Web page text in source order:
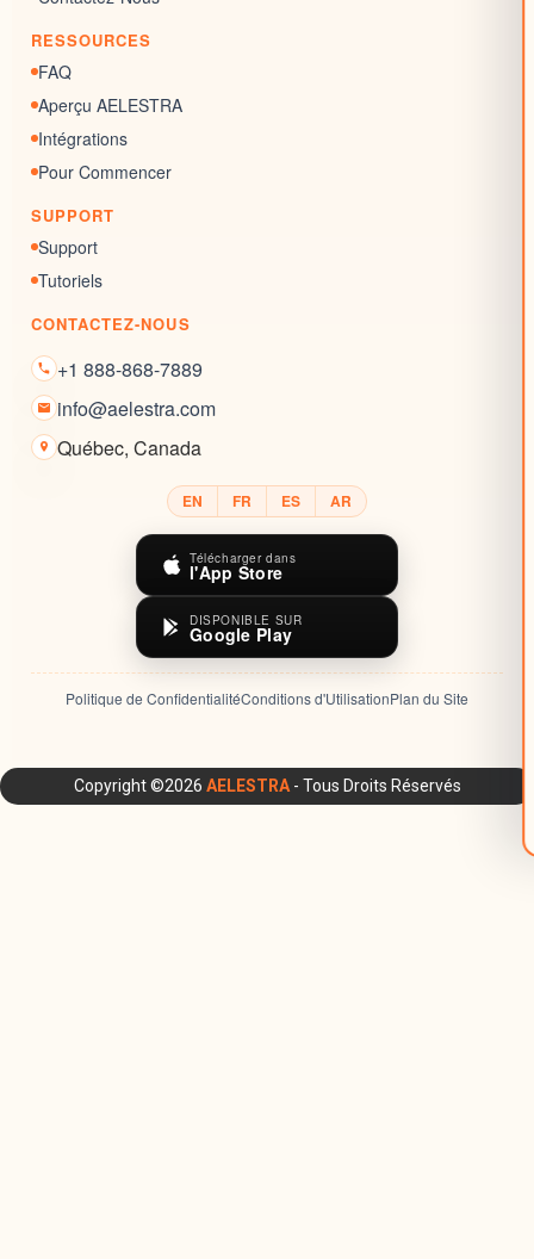
Blogs
RESSOURCES
FAQ
Aperçu AELESTRA
Intégrations
Pour Commencer
SUPPORT
Support
Tutoriels
CONTACTEZ-NOUS
+1 888-868-7889
info@aelestra.com
Québec, Canada
EN FR ES AR
Télécharger dans
l'App Store
DISPONIBLE SUR
Google Play
Politique de ConfidentialitéConditions d'UtilisationPlan du Site
Copyright ©2026 AELESTRA- Tous Droits Réservés